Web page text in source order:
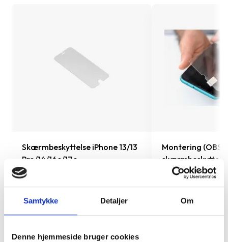
Samtykke Detaljer Om
Denne hjemmeside bruger cookies
Skærmbeskyttelse iPhone 13/13
Pro/14/16e/17e
149 kr. TILFØJ
Montering (OBS.
inkluderet!)
99 kr.